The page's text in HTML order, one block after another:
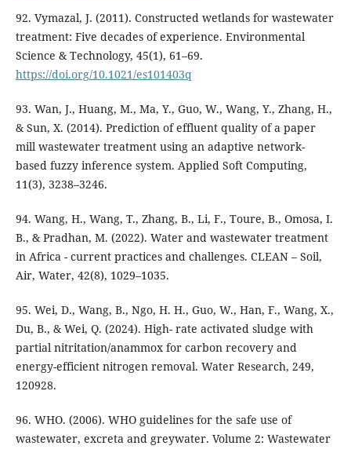
92. Vymazal, J. (2011). Constructed wetlands for wastewater
treatment: Five decades of experience. Environmental
Science & Technology, 45(1), 61–69.
https://doi.org/10.1021/es101403q
93. Wan, J., Huang, M., Ma, Y., Guo, W., Wang, Y., Zhang, H.,
& Sun, X. (2014). Prediction of effluent quality of a paper
mill wastewater treatment using an adaptive network-
based fuzzy inference system. Applied Soft Computing,
11(3), 3238–3246.
94. Wang, H., Wang, T., Zhang, B., Li, F., Toure, B., Omosa, I.
B., & Pradhan, M. (2022). Water and wastewater treatment
in Africa - current practices and challenges. CLEAN – Soil,
Air, Water, 42(8), 1029–1035.
95. Wei, D., Wang, B., Ngo, H. H., Guo, W., Han, F., Wang, X.,
Du, B., & Wei, Q. (2024). High- rate activated sludge with
partial nitritation/anammox for carbon recovery and
energy-efficient nitrogen removal. Water Research, 249,
120928.
96. WHO. (2006). WHO guidelines for the safe use of
wastewater, excreta and greywater. Volume 2: Wastewater